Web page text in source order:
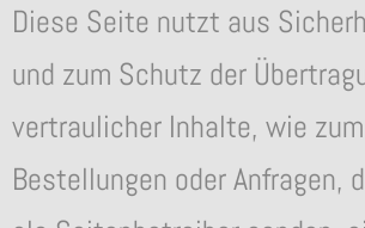
Diese Seite nutzt aus
und zum Schutz der
vertraulicher Inhalte, wie
Bestellungen oder Anfragen,